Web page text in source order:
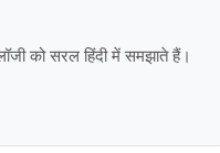
को सरल हिंदी में समझाते हैं।